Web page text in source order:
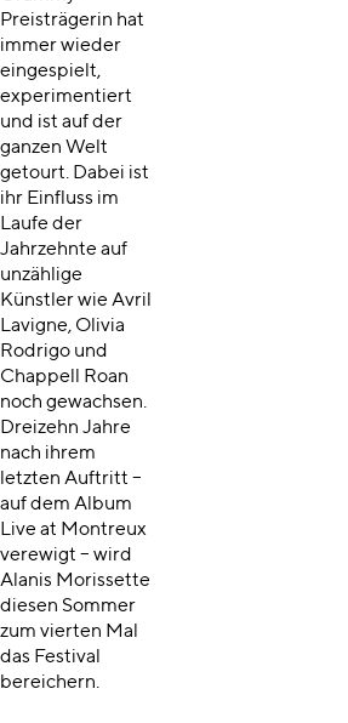
Preisträgerin hat
immer wieder
eingespielt,
experimentiert
und ist auf der
ganzen Welt
getourt. Dabei ist
ihr Einfluss im
Laufe der
Jahrzehnte auf
unzählige
Künstler wie Avril
Lavigne, Olivia
Rodrigo und
Chappell Roan
noch gewachsen.
Dreizehn Jahre
nach ihrem
letzten Auftritt –
auf dem Album
Live at Montreux
verewigt – wird
Alanis Morissette
diesen Sommer
zum vierten Mal
das Festival
bereichern.